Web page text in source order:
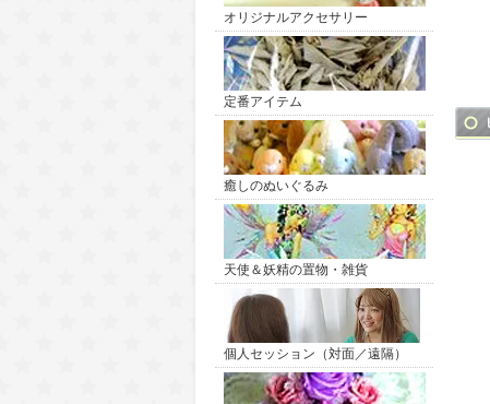
オリジナルアクセサリー
定番アイテム
癒しのぬいぐるみ
天使＆妖精の置物・雑貨
個人セッション（対面／遠隔）